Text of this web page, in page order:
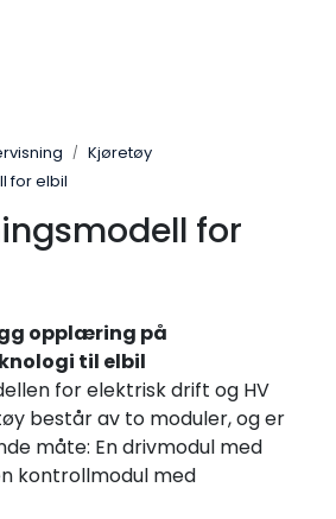
Kjøretøy
for elbil
for
opplæring på
til elbil
for elektrisk drift og HV
består av to moduler, og er
måte: En drivmodul med
kontrollmodul med